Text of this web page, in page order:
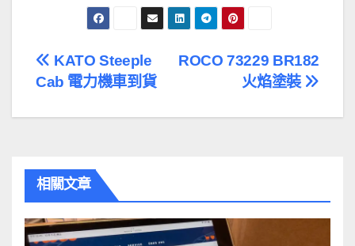
文
覽
ROCO 73229 BR182
火焰塗裝
KATO Steeple
Cab 電力機車到貨
相關文章